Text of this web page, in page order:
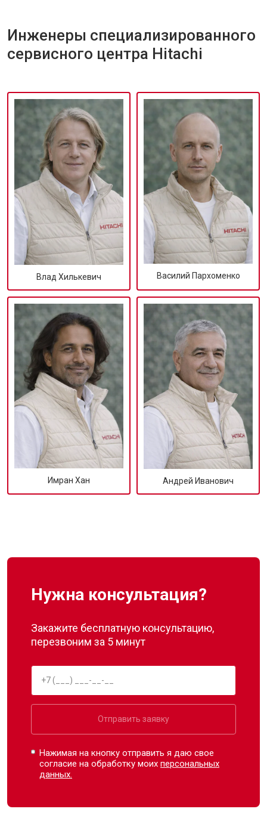
Инженеры специализированного
сервисного центра Hitachi
Влад Хилькевич Василий Пархоменко
Имран Хан Андрей Иванович
Нужна консультация?
Закажите бесплатную консультацию,
перезвоним за 5 минут
Отправить заявку
Нажимая на кнопку отправить я даю свое
согласие на обработку моихперсональных
данных.